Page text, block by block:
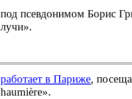
под псевдонимом Борис
лучи».
работает в Париже,
haumière».